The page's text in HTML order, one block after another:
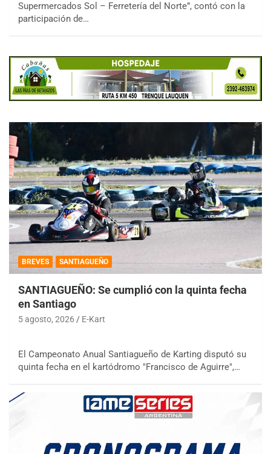
Supermercados Sol – Ferretería del Norte”, contó con la
participación de…
BREVES SANTIAGUEÑO
SANTIAGUEÑO: Se cumplió con la quinta fecha
en Santiago
5 agosto, 2026 E-Kart
El Campeonato Anual Santiagueño de Karting disputó su
quinta fecha en el kartódromo "Francisco de Aguirre",…